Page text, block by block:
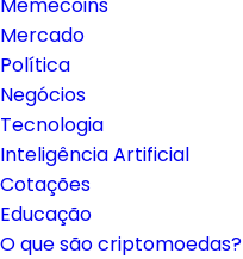
Mercado
Política
Negócios
Tecnologia
Inteligência Artificial
Cotações
Educação
O que são criptomoedas?